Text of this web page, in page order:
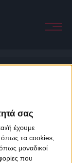
σας
ή έχουμε
όπως τα cookies,
μοναδικοί
που
Privacy Policy